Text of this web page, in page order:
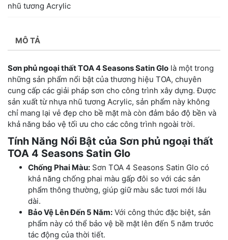
nhũ tương Acrylic
MÔ TẢ
Sơn phủ ngoại thất TOA 4 Seasons Satin Glo là một trong
những sản phẩm nổi bật của thương hiệu TOA, chuyên
cung cấp các giải pháp sơn cho công trình xây dựng. Được
sản xuất từ nhựa nhũ tương Acrylic, sản phẩm này không
chỉ mang lại vẻ đẹp cho bề mặt mà còn đảm bảo độ bền và
khả năng bảo vệ tối ưu cho các công trình ngoài trời.
Tính Năng Nổi Bật của Sơn phủ ngoại thất
TOA 4 Seasons Satin Glo
Chống Phai Màu: Sơn TOA 4 Seasons Satin Glo có
khả năng chống phai màu gấp đôi so với các sản
phẩm thông thường, giúp giữ màu sắc tươi mới lâu
dài.
Bảo Vệ Lên Đến 5 Năm: Với công thức đặc biệt, sản
phẩm này có thể bảo vệ bề mặt lên đến 5 năm trước
tác động của thời tiết.